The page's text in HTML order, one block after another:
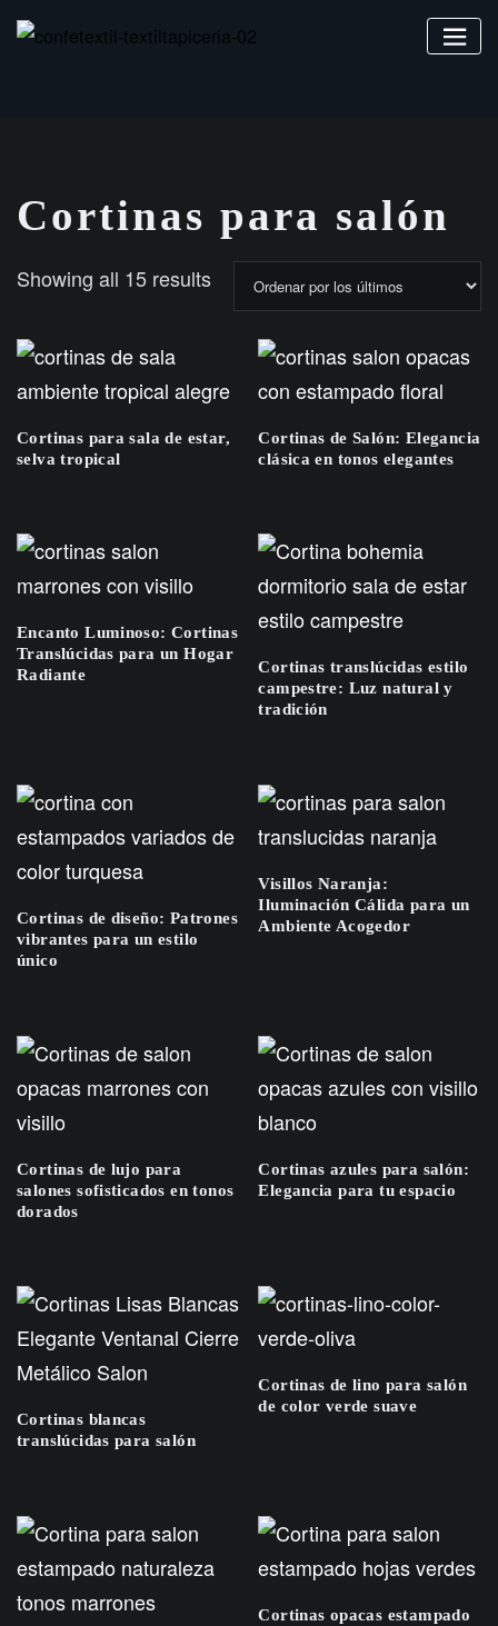
Saltar
Cortinas para salón
Showing all 15 resultsSorted
Cortinas para sala de estar,
selva tropical
Cortinas de Salón: Elegancia
clásica en tonos elegantes
Encanto Luminoso: Cortinas
Translúcidas para un Hogar
Radiante
Cortinas translúcidas estilo
campestre: Luz natural y
tradición
Cortinas de diseño: Patrones
vibrantes para un estilo
único
Visillos Naranja:
Iluminación Cálida para un
Ambiente Acogedor
Cortinas de lujo para
salones sofisticados en tonos
dorados
Cortinas azules para salón:
Elegancia para tu espacio
Cortinas blancas
translúcidas para salón
Cortinas de lino para salón
de color verde suave
Cortinas opacas estampado